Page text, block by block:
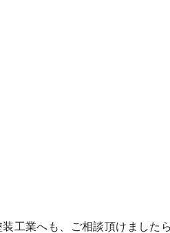
工業へも、ご相談頂けました